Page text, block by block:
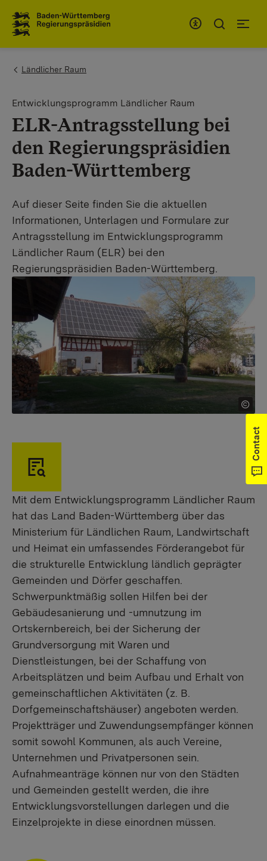
You are here:
Ländlicher Raum
Entwicklungsprogramm Ländlicher Raum
ELR-Antragsstellung bei
den Regierungspräsidien
Baden-Württemberg
Auf dieser Seite finden Sie die aktuellen
Informationen, Unterlagen und Formulare zur
Antragsstellung im Entwicklungsprogramm
Ländlicher Raum (ELR) bei den
Regierungspräsidien Baden-Württemberg.
Mit dem Entwicklungsprogramm Ländlicher Raum
hat das Land Baden-Württemberg über das
Ministerium für Ländlichen Raum, Landwirtschaft
und Heimat ein umfassendes Förderangebot für
die strukturelle Entwicklung ländlich geprägter
Gemeinden und Dörfer geschaffen.
Schwerpunktmäßig sollen Hilfen bei der
Gebäudesanierung und -umnutzung im
Ortskernbereich, bei der Sicherung der
Grundversorgung mit Waren und
Dienstleistungen, bei der Schaffung von
Arbeitsplätzen und beim Aufbau und Erhalt von
gemeinschaftlichen Aktivitäten (z. B.
Dorfgemeinschaftshäuser) angeboten werden.
Projektträger und Zuwendungsempfänger können
somit sowohl Kommunen, als auch Vereine,
Unternehmen und Privatpersonen sein.
Aufnahmeanträge können nur von den Städten
und Gemeinden gestellt werden, die ihre
Entwicklungsvorstellungen darlegen und die
Einzelprojekte in diese einordnen müssen.
Contact